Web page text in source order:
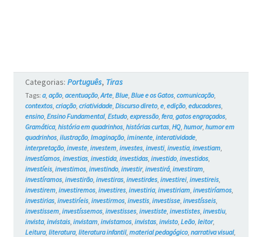
#4
Categorias: Português, Tiras
Tags: a, ação, acentuação, Arte, Blue, Blue e os Gatos, comunicação,
contextos, criação, criatividade, Discurso direto, e, edição, educadores,
ensino, Ensino Fundamental, Estudo, expressão, fera, gatos engraçados,
Gramática, história em quadrinhos, histórias curtas, HQ, humor, humor em
quadrinhos, ilustração, Imaginação, iminente, interatividade,
interpretação, investe, investem, investes, investi, investia, investiam,
investíamos, investias, investida, investidas, investido, investidos,
investíeis, investimos, investindo, investir, investirá, investiram,
investíramos, investirão, investiras, investirdes, investirei, investireis,
investirem, investiremos, investires, investiria, investiriam, investiríamos,
investirias, investiríeis, investirmos, investis, investisse, investísseis,
investissem, investíssemos, investisses, investiste, investistes, investiu,
invista, invistais, invistam, invistamos, invistas, invisto, Leão, leitor,
Leitura, literatura, literatura infantil, material pedagógico, narrativa visual,